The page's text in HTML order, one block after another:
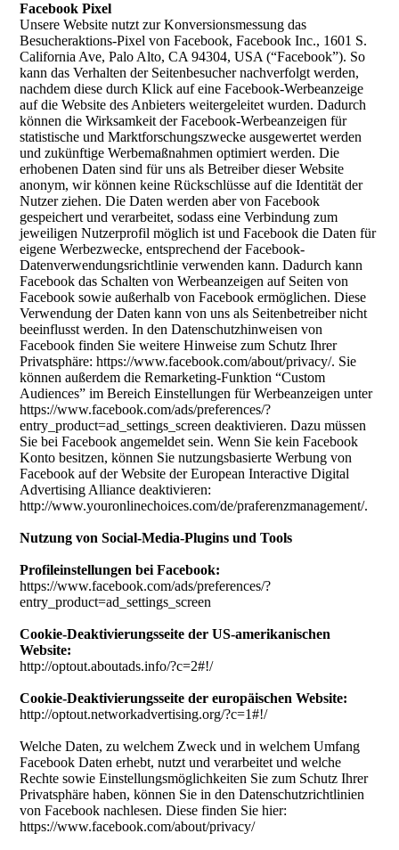
Facebook Pixel
Unsere Website nutzt zur Konversionsmessung das
Besucheraktions-Pixel von Facebook, Facebook Inc., 1601 S.
California Ave, Palo Alto, CA 94304, USA (“Facebook”). So
kann das Verhalten der Seitenbesucher nachverfolgt werden,
nachdem diese durch Klick auf eine Facebook-Werbeanzeige
auf die Website des Anbieters weitergeleitet wurden. Dadurch
können die Wirksamkeit der Facebook-Werbeanzeigen für
statistische und Marktforschungszwecke ausgewertet werden
und zukünftige Werbemaßnahmen optimiert werden. Die
erhobenen Daten sind für uns als Betreiber dieser Website
anonym, wir können keine Rückschlüsse auf die Identität der
Nutzer ziehen. Die Daten werden aber von Facebook
gespeichert und verarbeitet, sodass eine Verbindung zum
jeweiligen Nutzerprofil möglich ist und Facebook die Daten für
eigene Werbezwecke, entsprechend der Facebook-
Datenverwendungsrichtlinie verwenden kann. Dadurch kann
Facebook das Schalten von Werbeanzeigen auf Seiten von
Facebook sowie außerhalb von Facebook ermöglichen. Diese
Verwendung der Daten kann von uns als Seitenbetreiber nicht
beeinflusst werden. In den Datenschutzhinweisen von
Facebook finden Sie weitere Hinweise zum Schutz Ihrer
Privatsphäre: https://www.facebook.com/about/privacy/. Sie
können außerdem die Remarketing-Funktion “Custom
Audiences” im Bereich Einstellungen für Werbeanzeigen unter
https://www.facebook.com/ads/preferences/?
entry_product=ad_settings_screen deaktivieren. Dazu müssen
Sie bei Facebook angemeldet sein. Wenn Sie kein Facebook
Konto besitzen, können Sie nutzungsbasierte Werbung von
Facebook auf der Website der European Interactive Digital
Advertising Alliance deaktivieren:
http://www.youronlinechoices.com/de/praferenzmanagement/.
Nutzung von Social-Media-Plugins und Tools
Profileinstellungen bei Facebook:
https://www.facebook.com/ads/preferences/?
entry_product=ad_settings_screen
Cookie-Deaktivierungsseite der US-amerikanischen
Website:
http://optout.aboutads.info/?c=2#!/
Cookie-Deaktivierungsseite der europäischen Website:
http://optout.networkadvertising.org/?c=1#!/
Welche Daten, zu welchem Zweck und in welchem Umfang
Facebook Daten erhebt, nutzt und verarbeitet und welche
Rechte sowie Einstellungsmöglichkeiten Sie zum Schutz Ihrer
Privatsphäre haben, können Sie in den Datenschutzrichtlinien
von Facebook nachlesen. Diese finden Sie hier:
https://www.facebook.com/about/privacy/